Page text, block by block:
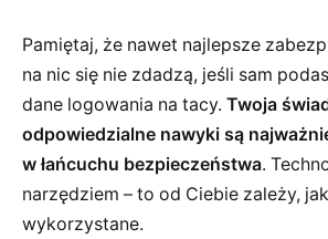
Pamiętaj, że nawet najlepsze
na nic się nie zdadzą, jeśli sam
dane logowania na tacy. Twoja
odpowiedzialne nawyki są
w łańcuchu bezpieczeństwa.
narzędziem – to od Ciebie zależy,
wykorzystane.